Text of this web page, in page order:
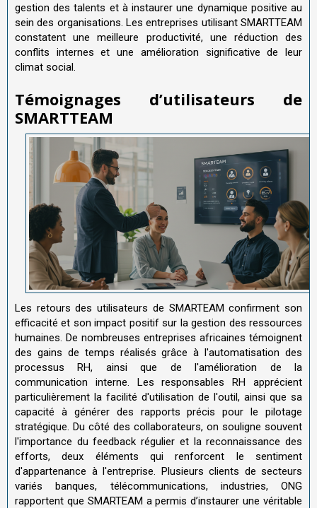
gestion des talents et à instaurer une dynamique positive au
sein des organisations. Les entreprises utilisant SMARTTEAM
constatent une meilleure productivité, une réduction des
conflits internes et une amélioration significative de leur
climat social.
Témoignages d’utilisateurs de
SMARTTEAM
Les retours des utilisateurs de SMARTEAM confirment son
efficacité et son impact positif sur la gestion des ressources
humaines. De nombreuses entreprises africaines témoignent
des gains de temps réalisés grâce à l'automatisation des
processus RH, ainsi que de l'amélioration de la
communication interne. Les responsables RH apprécient
particulièrement la facilité d'utilisation de l'outil, ainsi que sa
capacité à générer des rapports précis pour le pilotage
stratégique. Du côté des collaborateurs, on souligne souvent
l'importance du feedback régulier et la reconnaissance des
efforts, deux éléments qui renforcent le sentiment
d'appartenance à l'entreprise. Plusieurs clients de secteurs
variés banques, télécommunications, industries, ONG
rapportent que SMARTEAM a permis d’instaurer une véritable